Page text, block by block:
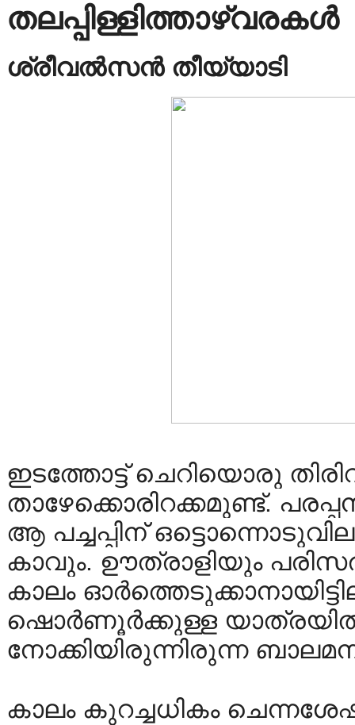
തലപ്പിള്ളിത്താഴ്വരകൾ
ഇടത്തോട്ട് ചെറിയൊരു
താഴേക്കൊരിറക്കമുണ്ട്.
ആ പച്ചപ്പിന്
കാവും. ഊത്രാളിയും
കാലം
ഷൊർണൂർക്കുള്ള യാത്രയിൽ
നോക്കിയിരുന്നിരുന്ന
കാലം കുറച്ചധികം